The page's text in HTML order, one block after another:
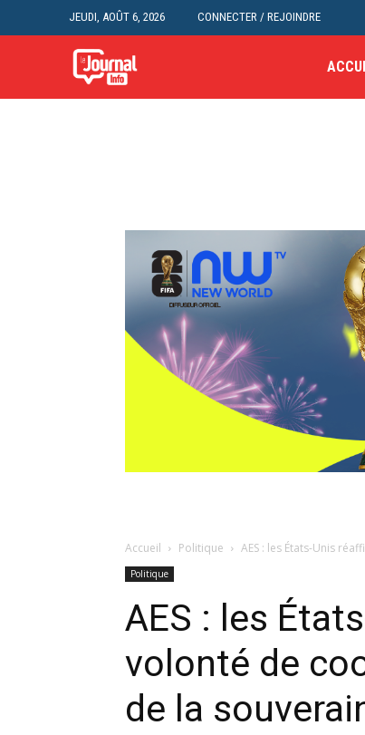
JEUDI, AOÛT 6, 2026 CONNECTER / REJOINDRE
Accueil Politique AES : les États-Unis
Politique
AES : les
volonté de
de la